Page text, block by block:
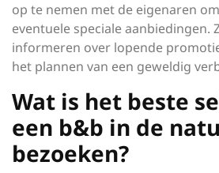
op te nemen met de eigenaren
eventuele speciale aanbiedingen.
informeren over lopende
het plannen van een geweldig
Wat is het beste
een b&b in de
bezoeken?